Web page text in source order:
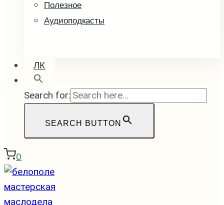
Полезное
Аудиоподкасты
ЛК
Search for:
SEARCH BUTTON
0